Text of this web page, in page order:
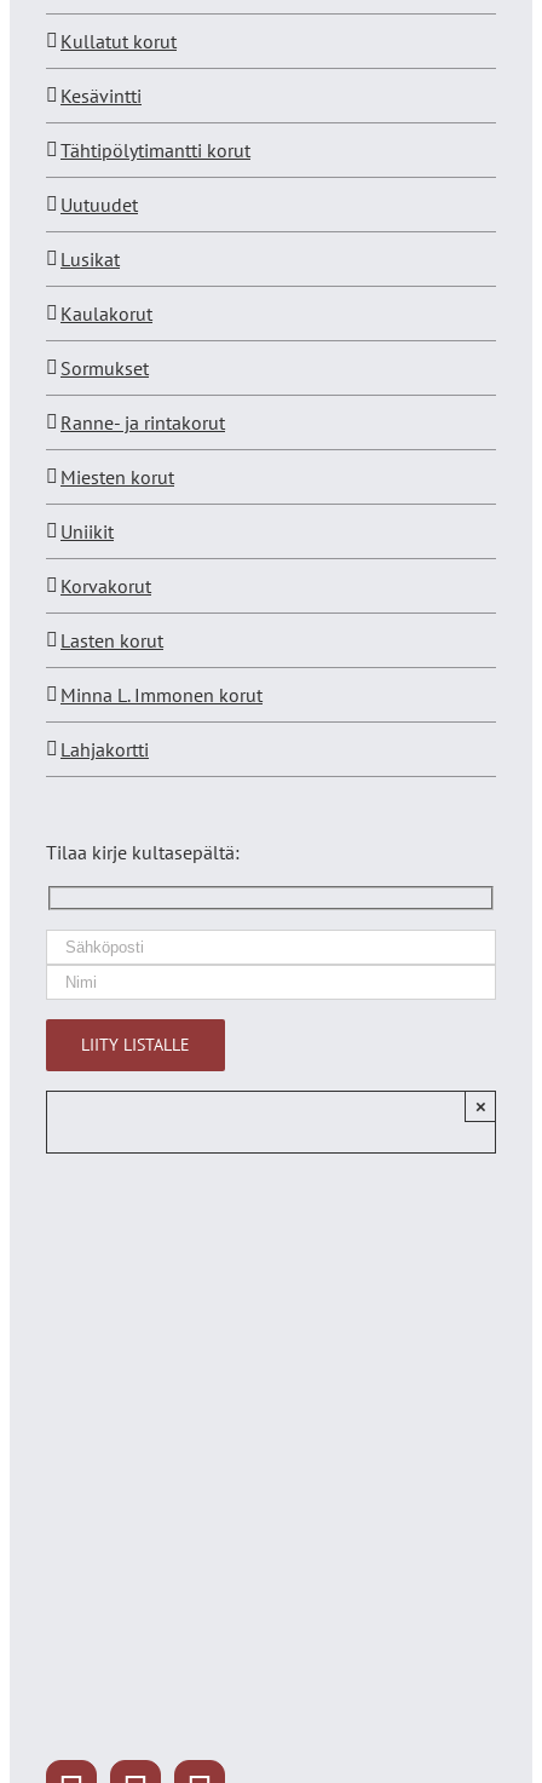
Kullatut korut
Kesävintti
Tähtipölytimantti korut
Uutuudet
Lusikat
Kaulakorut
Sormukset
Ranne- ja rintakorut
Miesten korut
Uniikit
Korvakorut
Lasten korut
Minna L. Immonen korut
Lahjakortti
Tilaa kirje kultasepältä:
×